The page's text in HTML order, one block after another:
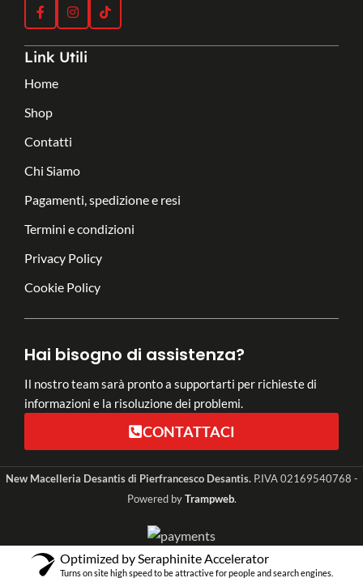
Link Utili
Home
Shop
Contatti
Chi Siamo
Pagamenti, spedizione e resi
Termini e condizioni
Privacy Policy
Cookie Policy
Hai bisogno di assistenza?
Il nostro team sarà pronto a supportarti per richieste di
informazioni e la risoluzione dei problemi.
CONTATTACI
New Macelleria Desantis di Pierfrancesco Desantis. P.IVA 02169540768 -
Powered byTrampweb.
Optimized by Seraphinite Accelerator
Turns on site high speed to be attractive for people and search engines.